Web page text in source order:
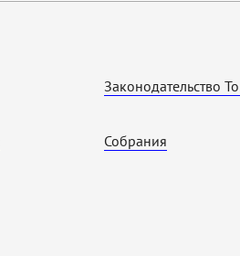
Законодательство
Собрания